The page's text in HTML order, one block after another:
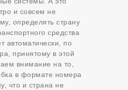
и совсем не
определять страну
средства
автоматически, по
принятому в этой
внимание на то,
в формате номера
что и страна не